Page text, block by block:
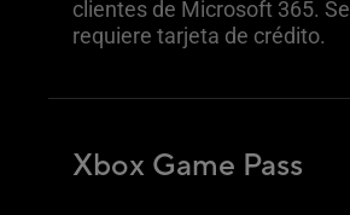
clientes de Microsoft 365. Se
requiere tarjeta de crédito.
Xbox Game Pass